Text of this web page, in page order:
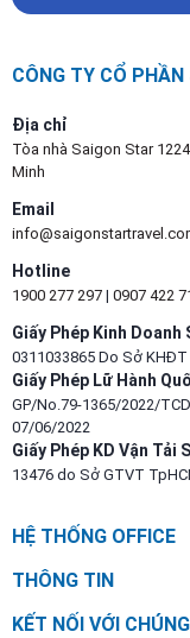
CÔNG TY CỔ
Địa chỉ
Tòa nhà Saigon Star
Minh
Email
Hotline
1900 277 297 | 0907 422
Giấy Phép Kinh Doanh
0311033865 Do Sở
Giấy Phép Lữ Hành
GP/No.79-1365/2022/
07/06/2022
Giấy Phép KD Vận Tải
13476 do Sở GTVT
HỆ THỐNG OFFICE
THÔNG TIN
KẾT NỐI VỚI